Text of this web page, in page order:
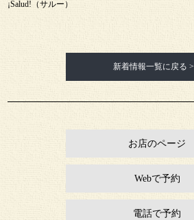
¡Salud!（サルー）
新着情報一覧に戻る >
お店のページ
Webで予約
電話で予約